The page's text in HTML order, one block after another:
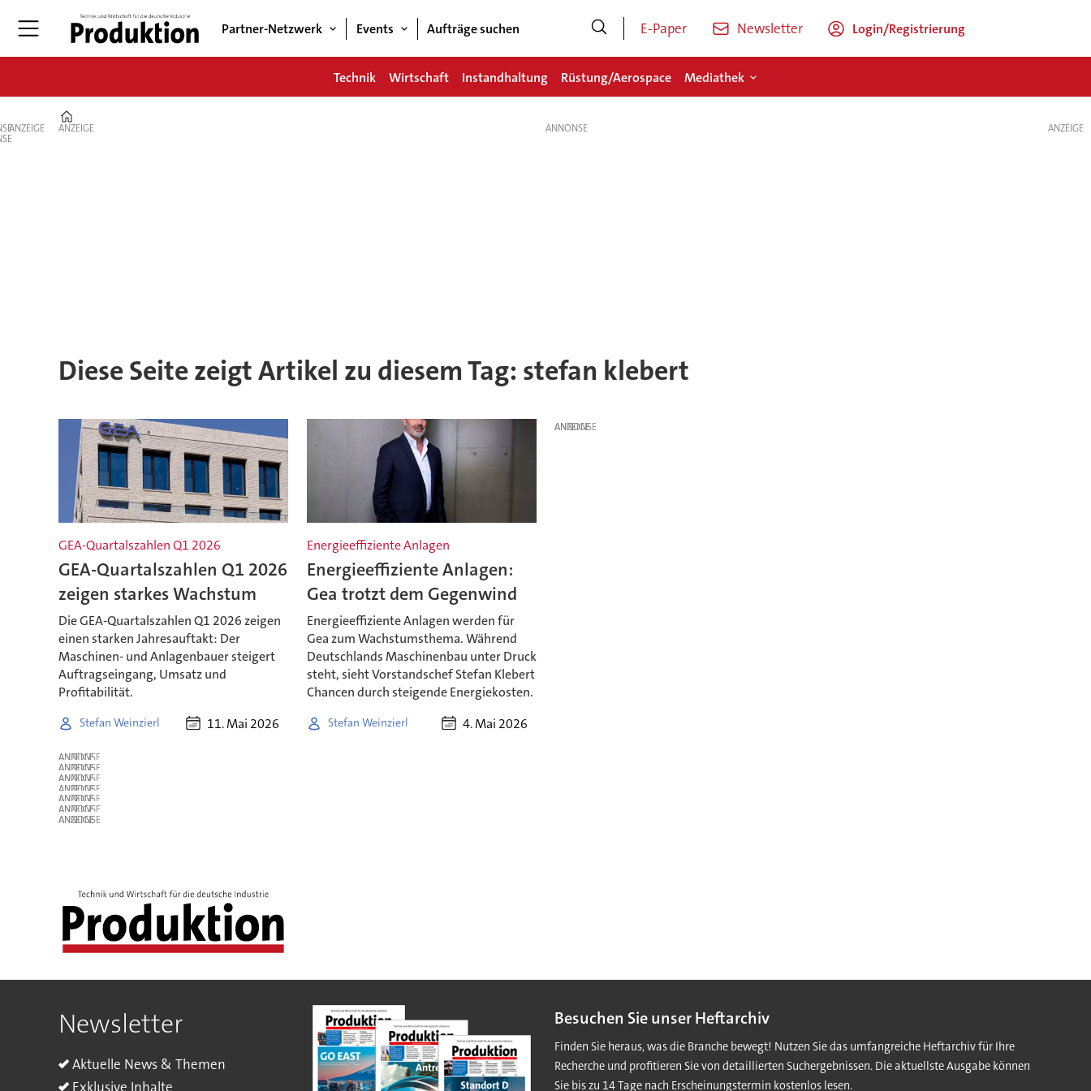
Partner-Netzwerk Events Aufträge suchen E-Paper Newsletter Login/Registrierung
Technik Wirtschaft Instandhaltung Rüstung/Aerospace Mediathek
ANZEIGE ANZEIGE
Diese Seite zeigt Artikel zu diesem Tag: stefan klebert
GEA-Quartalszahlen Q1 2026
GEA-Quartalszahlen Q1 2026
zeigen starkes Wachstum
Die GEA-Quartalszahlen Q1 2026 zeigen
einen starken Jahresauftakt: Der
Maschinen- und Anlagenbauer steigert
Auftragseingang, Umsatz und
Profitabilität.
Stefan Weinzierl 11. Mai 2026
Energieeffiziente Anlagen
Energieeffiziente Anlagen:
Gea trotzt dem Gegenwind
Energieeffiziente Anlagen werden für
Gea zum Wachstumsthema. Während
Deutschlands Maschinenbau unter Druck
steht, sieht Vorstandschef Stefan Klebert
Chancen durch steigende Energiekosten.
Stefan Weinzierl 4. Mai 2026
ANZEIGE
ANZEIGE
ANZEIGE
ANZEIGE
ANZEIGE
ANZEIGE
ANZEIGE
ANZEIGE
ANZEIGE
Newsletter
Aktuelle News & Themen
Exklusive Inhalte
Besuchen Sie unser Heftarchiv
Finden Sie heraus, was die Branche bewegt! Nutzen Sie das umfangreiche Heftarchiv für Ihre
Recherche und profitieren Sie von detaillierten Suchergebnissen. Die aktuellste Ausgabe können
Sie bis zu 14 Tage nach Erscheinungstermin kostenlos lesen.